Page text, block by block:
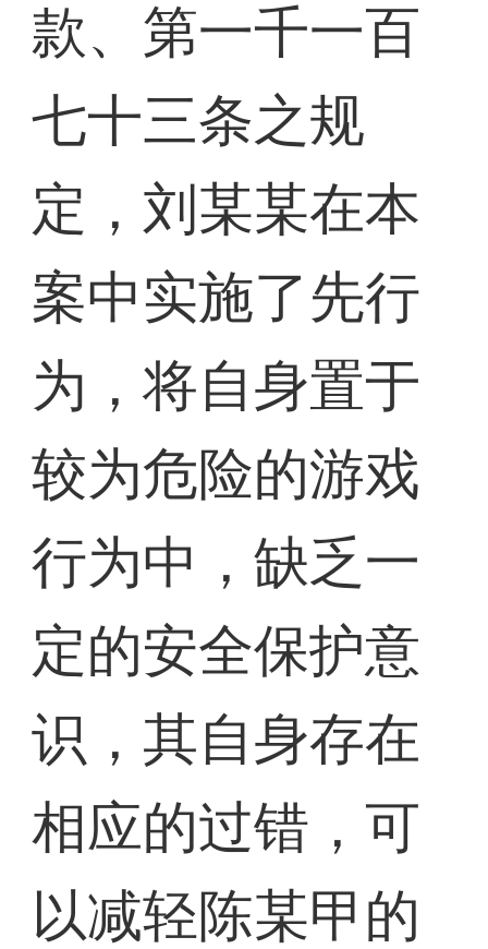
款、第一千一百
七十三条之规
定，刘某某在本
案中实施了先行
为，将自身置于
较为危险的游戏
行为中，缺乏一
定的安全保护意
识，其自身存在
相应的过错，可
以减轻陈某甲的